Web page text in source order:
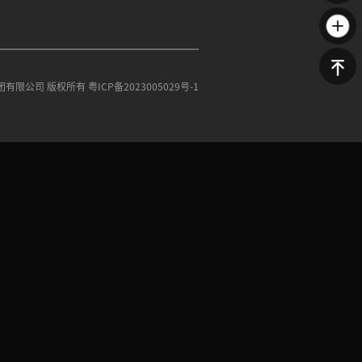
有限公司 版权所有 粤ICP备2023005029号-1
8101
立即体验